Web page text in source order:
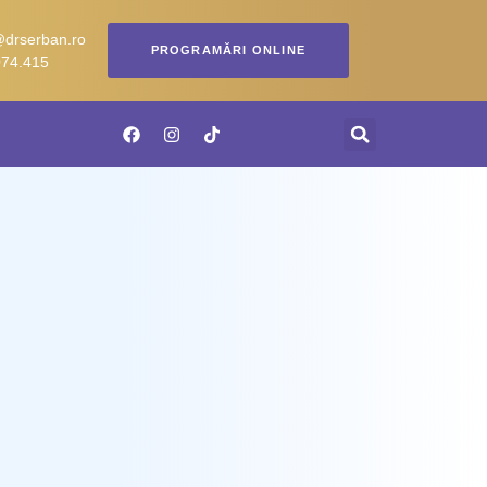
PROGRAMĂRI ONLINE